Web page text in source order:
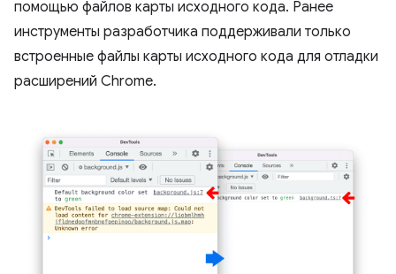
помощью файлов карты исходного кода. Ранее
инструменты разработчика поддерживали только
встроенные файлы карты исходного кода для отладки
расширений Chrome.